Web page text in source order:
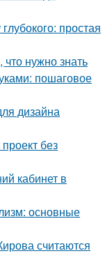
простая
нужно знать
пошаговое
дизайна
без
кабинет в
основные
считаются